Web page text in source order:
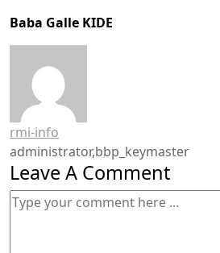
Baba Galle KIDE
rmi-info
administrator,bbp_keymaster
Leave A Comment